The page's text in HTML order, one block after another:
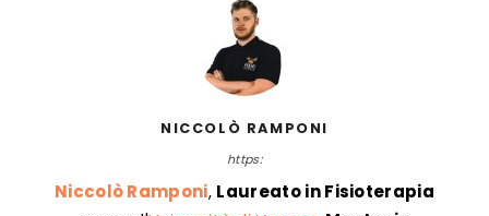
NICCOLÒ RAMPONI
https:
Niccolò Ramponi, Laureato in Fisioterapia